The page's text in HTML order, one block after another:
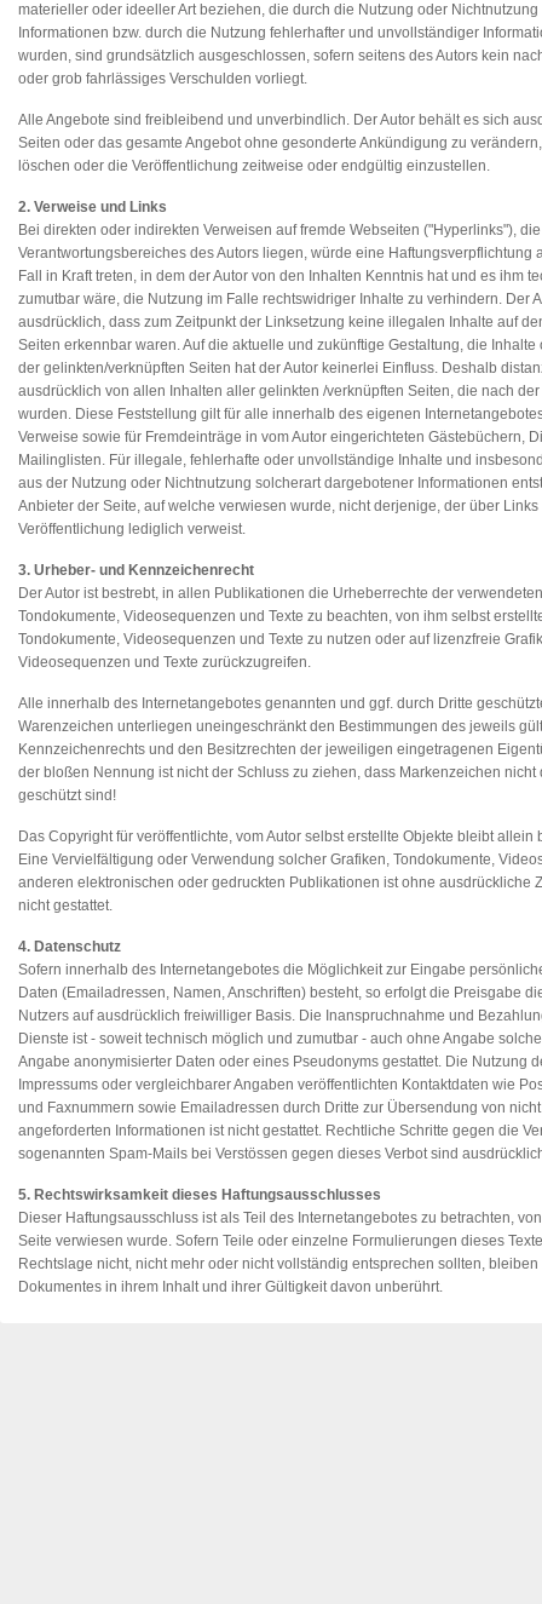
materieller oder ideeller Art beziehen, die durch die Nutzung oder
Informationen bzw. durch die Nutzung fehlerhafter und unvollständiger
wurden, sind grundsätzlich ausgeschlossen, sofern seitens des Autors kein
oder grob fahrlässiges Verschulden vorliegt.
Alle Angebote sind freibleibend und unverbindlich. Der Autor behält es sich
Seiten oder das gesamte Angebot ohne gesonderte Ankündigung zu
löschen oder die Veröffentlichung zeitweise oder endgültig einzustellen.
2. Verweise und Links
Bei direkten oder indirekten Verweisen auf fremde Webseiten ("Hyperlinks"),
Verantwortungsbereiches des Autors liegen, würde eine Haftungsverpflichtung
Fall in Kraft treten, in dem der Autor von den Inhalten Kenntnis hat und es ihm
zumutbar wäre, die Nutzung im Falle rechtswidriger Inhalte zu verhindern. Der
ausdrücklich, dass zum Zeitpunkt der Linksetzung keine illegalen Inhalte auf
Seiten erkennbar waren. Auf die aktuelle und zukünftige Gestaltung, die
der gelinkten/verknüpften Seiten hat der Autor keinerlei Einfluss. Deshalb
ausdrücklich von allen Inhalten aller gelinkten /verknüpften Seiten, die nach
wurden. Diese Feststellung gilt für alle innerhalb des eigenen
Verweise sowie für Fremdeinträge in vom Autor eingerichteten Gästebüchern,
Mailinglisten. Für illegale, fehlerhafte oder unvollständige Inhalte und
aus der Nutzung oder Nichtnutzung solcherart dargebotener Informationen
Anbieter der Seite, auf welche verwiesen wurde, nicht derjenige, der über
Veröffentlichung lediglich verweist.
3. Urheber- und Kennzeichenrecht
Der Autor ist bestrebt, in allen Publikationen die Urheberrechte der
Tondokumente, Videosequenzen und Texte zu beachten, von ihm selbst
Tondokumente, Videosequenzen und Texte zu nutzen oder auf lizenzfreie
Videosequenzen und Texte zurückzugreifen.
Alle innerhalb des Internetangebotes genannten und ggf. durch Dritte
Warenzeichen unterliegen uneingeschränkt den Bestimmungen des jeweils
Kennzeichenrechts und den Besitzrechten der jeweiligen eingetragenen
der bloßen Nennung ist nicht der Schluss zu ziehen, dass Markenzeichen nicht
geschützt sind!
Das Copyright für veröffentlichte, vom Autor selbst erstellte Objekte bleibt allein
Eine Vervielfältigung oder Verwendung solcher Grafiken, Tondokumente,
anderen elektronischen oder gedruckten Publikationen ist ohne ausdrückliche
nicht gestattet.
4. Datenschutz
Sofern innerhalb des Internetangebotes die Möglichkeit zur Eingabe
Daten (Emailadressen, Namen, Anschriften) besteht, so erfolgt die Preisgabe
Nutzers auf ausdrücklich freiwilliger Basis. Die Inanspruchnahme und
Dienste ist - soweit technisch möglich und zumutbar - auch ohne Angabe
Angabe anonymisierter Daten oder eines Pseudonyms gestattet. Die Nutzung
Impressums oder vergleichbarer Angaben veröffentlichten Kontaktdaten wie
und Faxnummern sowie Emailadressen durch Dritte zur Übersendung von
angeforderten Informationen ist nicht gestattet. Rechtliche Schritte gegen die
sogenannten Spam-Mails bei Verstössen gegen dieses Verbot sind
5. Rechtswirksamkeit dieses Haftungsausschlusses
Dieser Haftungsausschluss ist als Teil des Internetangebotes zu betrachten,
Seite verwiesen wurde. Sofern Teile oder einzelne Formulierungen dieses
Rechtslage nicht, nicht mehr oder nicht vollständig entsprechen sollten,
Dokumentes in ihrem Inhalt und ihrer Gültigkeit davon unberührt.